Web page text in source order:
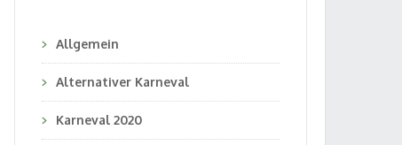
Allgemein
Alternativer Karneval
Karneval 2020